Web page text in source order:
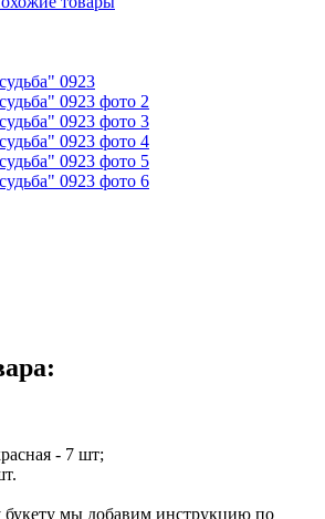
- 7 шт;
мы добавим инструкцию по